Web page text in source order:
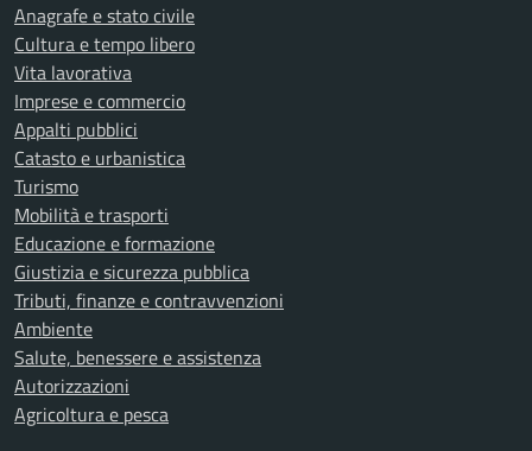
Anagrafe e stato civile
Cultura e tempo libero
Vita lavorativa
Imprese e commercio
Appalti pubblici
Catasto e urbanistica
Turismo
Mobilità e trasporti
Educazione e formazione
Giustizia e sicurezza pubblica
Tributi, finanze e contravvenzioni
Ambiente
Salute, benessere e assistenza
Autorizzazioni
Agricoltura e pesca